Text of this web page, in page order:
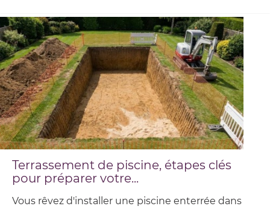
Terrassement de piscine, étapes clés
pour préparer votre...
Vous rêvez d'installer une piscine enterrée dans